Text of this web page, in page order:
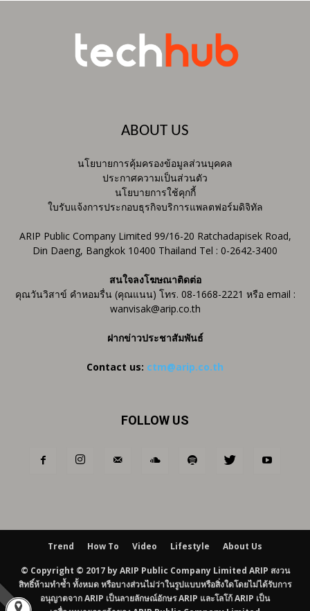
ABOUT US
นโยบายการคุ้มครองข้อมูลส่วนบุคคล
ประกาศความเป็นส่วนตัว
นโยบายการใช้คุกกี้
ใบรับแจ้งการประกอบธุรกิจบริการแพลตฟอร์มดิจิทัล
ARIP Public Company Limited 99/16-20 Ratchadapisek Road,
Din Daeng, Bangkok 10400 Thailand Tel : 0-2642-3400
สนใจลงโฆษณาติดต่อ
คุณวันวิสาข์ คำหอมรื่น (คุณแนน) โทร. 08-1668-2221 หรือ email :
wanvisak@arip.co.th
ฝากข่าวประชาสัมพันธ์
Contact us: ctm@arip.co.th
FOLLOW US
Trend How To Video Lifestyle About Us
© Copyright © 2017 by ARIP Public Company Limited ARIP สงวน
สิทธิ์ห้ามทำซ้ำ ทั้งหมด หรือบางส่วนไม่ว่าในรูปแบบหรือสิ่งใดโดยไม่ได้รับการ
อนุญาตจาก ARIP เป็นลายลักษณ์อักษร ARIP และโลโก้ ARIP เป็น